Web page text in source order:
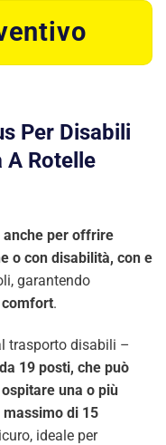
Per Disabili
A Rotelle
anche per offrire
o con disabilità, con e
garantendo
.
trasporto disabili –
19 posti, che può
una o più
di 15
ideale per